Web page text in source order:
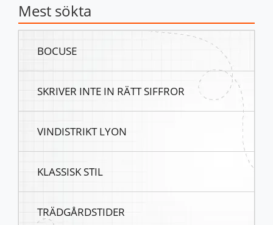
Mest sökta
BOCUSE
SKRIVER INTE IN RÄTT SIFFROR
VINDISTRIKT LYON
KLASSISK STIL
TRÄDGÅRDSTIDER